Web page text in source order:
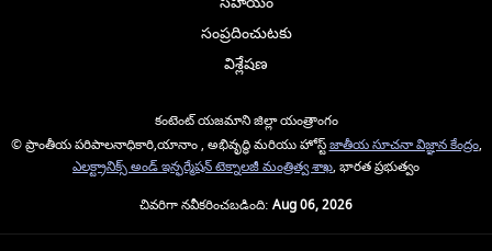
సంప్రదించుటకు
విశ్లేషణ
కంటెంట్ యజమాని జిల్లా యంత్రాంగం
© ప్రాంతీయ పరిపాలనాధికారి,యానాం , అభివృద్ధి మరియు హోస్ట్జాతీయ సూచనా విజ్ఞాన కేంద్రం,
ఎలక్ట్రానిక్స్ అండ్ ఇన్ఫర్మేషన్ టెక్నాలజీ మంత్రిత్వ శాఖ, భారత ప్రభుత్వం
చివరిగా నవీకరించబడింది: Aug 06, 2026